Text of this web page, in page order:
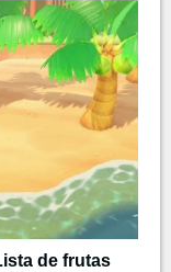
de frutas